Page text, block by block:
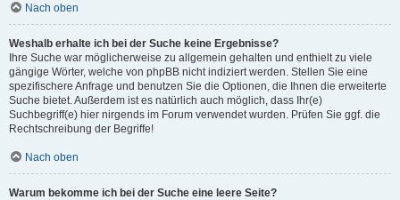
Nach oben
Weshalb erhalte ich bei der Suche keine Ergebnisse?
Ihre Suche war möglicherweise zu allgemein gehalten und enthielt zu viele
gängige Wörter, welche von phpBB nicht indiziert werden. Stellen Sie eine
spezifischere Anfrage und benutzen Sie die Optionen, die Ihnen die erweiterte
Suche bietet. Außerdem ist es natürlich auch möglich, dass Ihr(e)
Suchbegriff(e) hier nirgends im Forum verwendet wurden. Prüfen Sie ggf. die
Rechtschreibung der Begriffe!
Nach oben
Warum bekomme ich bei der Suche eine leere Seite?